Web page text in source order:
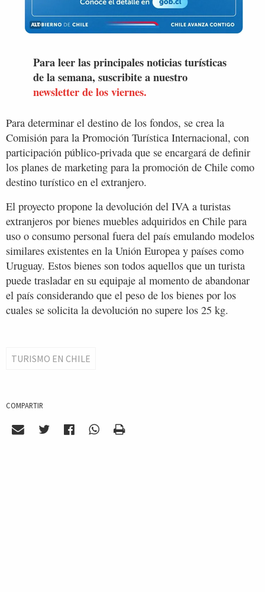
Para leer las principales noticias turísticas
de la semana, suscribite a nuestro
newsletter de los viernes.
Para determinar el destino de los fondos, se crea la
Comisión para la Promoción Turística Internacional, con
participación público-privada que se encargará de definir
los planes de marketing para la promoción de Chile como
destino turístico en el extranjero.
El proyecto propone la devolución del IVA a turistas
extranjeros por bienes muebles adquiridos en Chile para
uso o consumo personal fuera del país emulando modelos
similares existentes en la Unión Europea y países como
Uruguay. Estos bienes son todos aquellos que un turista
puede trasladar en su equipaje al momento de abandonar
el país considerando que el peso de los bienes por los
cuales se solicita la devolución no supere los 25 kg.
TURISMO EN CHILE
COMPARTIR